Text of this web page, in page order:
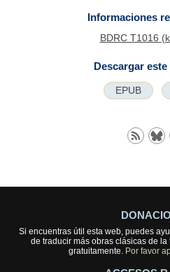
Informaciones
BDRC T1016
Descargar
EPUB
Si encuentras útil esta web, puedes
de traducir más obras clásicas de
gratuitamente. Por favor